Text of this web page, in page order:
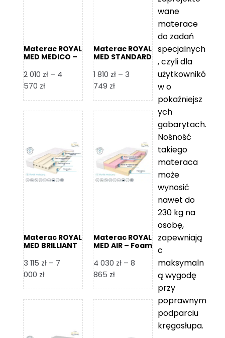
Materac ROYAL
MED MEDICO –
2 010 zł – 4
570 złZakres
od
4
570 zł
Materac ROYAL
MED STANDARD
1 810 zł – 3
749 złZakres
od
3
749 zł
Materac ROYAL
MED BRILLIANT
3 115 zł – 7
000 złZakres
od
Materac ROYAL
MED AIR – Foam
4 030 zł – 8
865 złZakres
od
wane
materace
do zadań
specjalnych
, czyli dla
użytkownikó
w o
pokaźniejsz
ych
gabarytach.
Nośność
takiego
materaca
może
wynosić
nawet do
230 kg na
osobę,
zapewniają
c
maksymaln
ą wygodę
przy
poprawnym
podparciu
kręgosłupa.